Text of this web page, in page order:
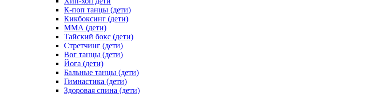
К-поп танцы (дети)
Кикбоксинг (дети)
ММА (дети)
Тайский бокс (дети)
Стретчинг (дети)
Вог танцы (дети)
Йога (дети)
Бальные танцы (дети)
Гимнастика (дети)
Здоровая спина (дети)